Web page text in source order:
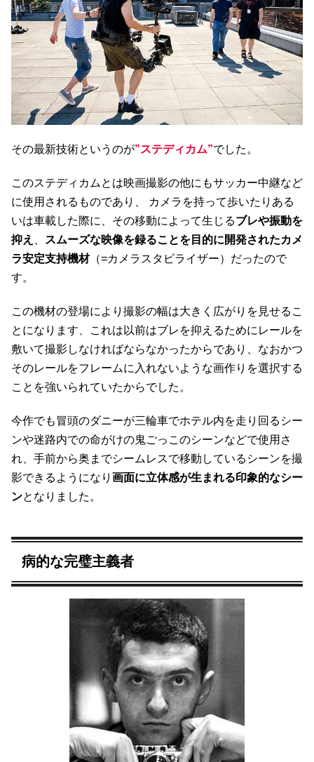
その最新技術というのが”ステディカム”でした。
このステディカムとは映画撮影の他にもサッカー中継など
に使用されるものであり、 カメラを持って歩いたりある
いは車載した際に、その移動によって生じるブレや振動を
抑え
スムーズな映像を録ることを目的に開発されたカメ
ラ安定支持機材（=カメラスタビライザー）だったので
す。
この機材の登場により撮影の幅は大きく広がりを見せるこ
とになります、これは以前はブレを抑えるためにレールを
敷いて撮影しなければならなかったからであり、なおかつ
そのレールをフレームに入れないような画作りを選択する
ことを強いられていたからでした。
今作でも冒頭のダニーが三輪車でホテル内を走り回るシー
ンや迷路内での命がけの鬼ごっこのシーンなどで使用さ
れ、手前から奥までシームレスで移動しているシーンを撮
影できるようになり 画面に立体感が生まれる印象的なシー
ンとなりました。
病的な完璧主義者